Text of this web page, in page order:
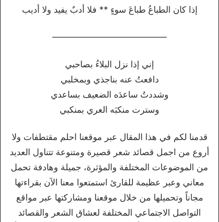
إذا كان الطباعُ طباعَ سوءٍ ** فلا أدبٌ يفيد ولا أديب
—————————————
إني إذا نزل البلاءُ بصاحبي
دافعتُ عنه بناجذي وبمخلبي
وشددتُ ساعدَه الضعيف بساعدي
وسترت منكبَه العري بمنكبي
قدمنا لكم في هذا المقال عبر موقعنا احلم مقتطفات ولا
أروع من اجمل قصائد شعر قصيرة ومتنوعة تتناول العديد
من الموضوعات المختلفة والمؤثرة، جميلة وهادفة تحمل
معاني وعبر عظيمة للقارئ استمتعوا معنا الآن بقراءتها
مجاناً وتحميلها من خلال موقعنا ومشاركتها عبر مواقع
التواصل الاجتماعي المختلفة لعشاق الشعر والقصائد